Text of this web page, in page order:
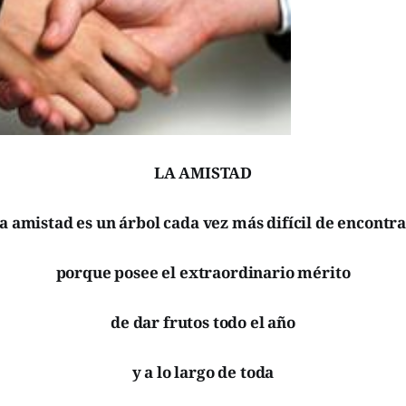
LA AMISTAD
amistad es un árbol cada vez más difícil de
porque posee el extraordinario mérito
de dar frutos todo el año
y a lo largo de toda